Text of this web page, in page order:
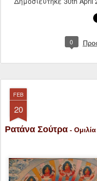
20
Ρατάνα Σούτρα